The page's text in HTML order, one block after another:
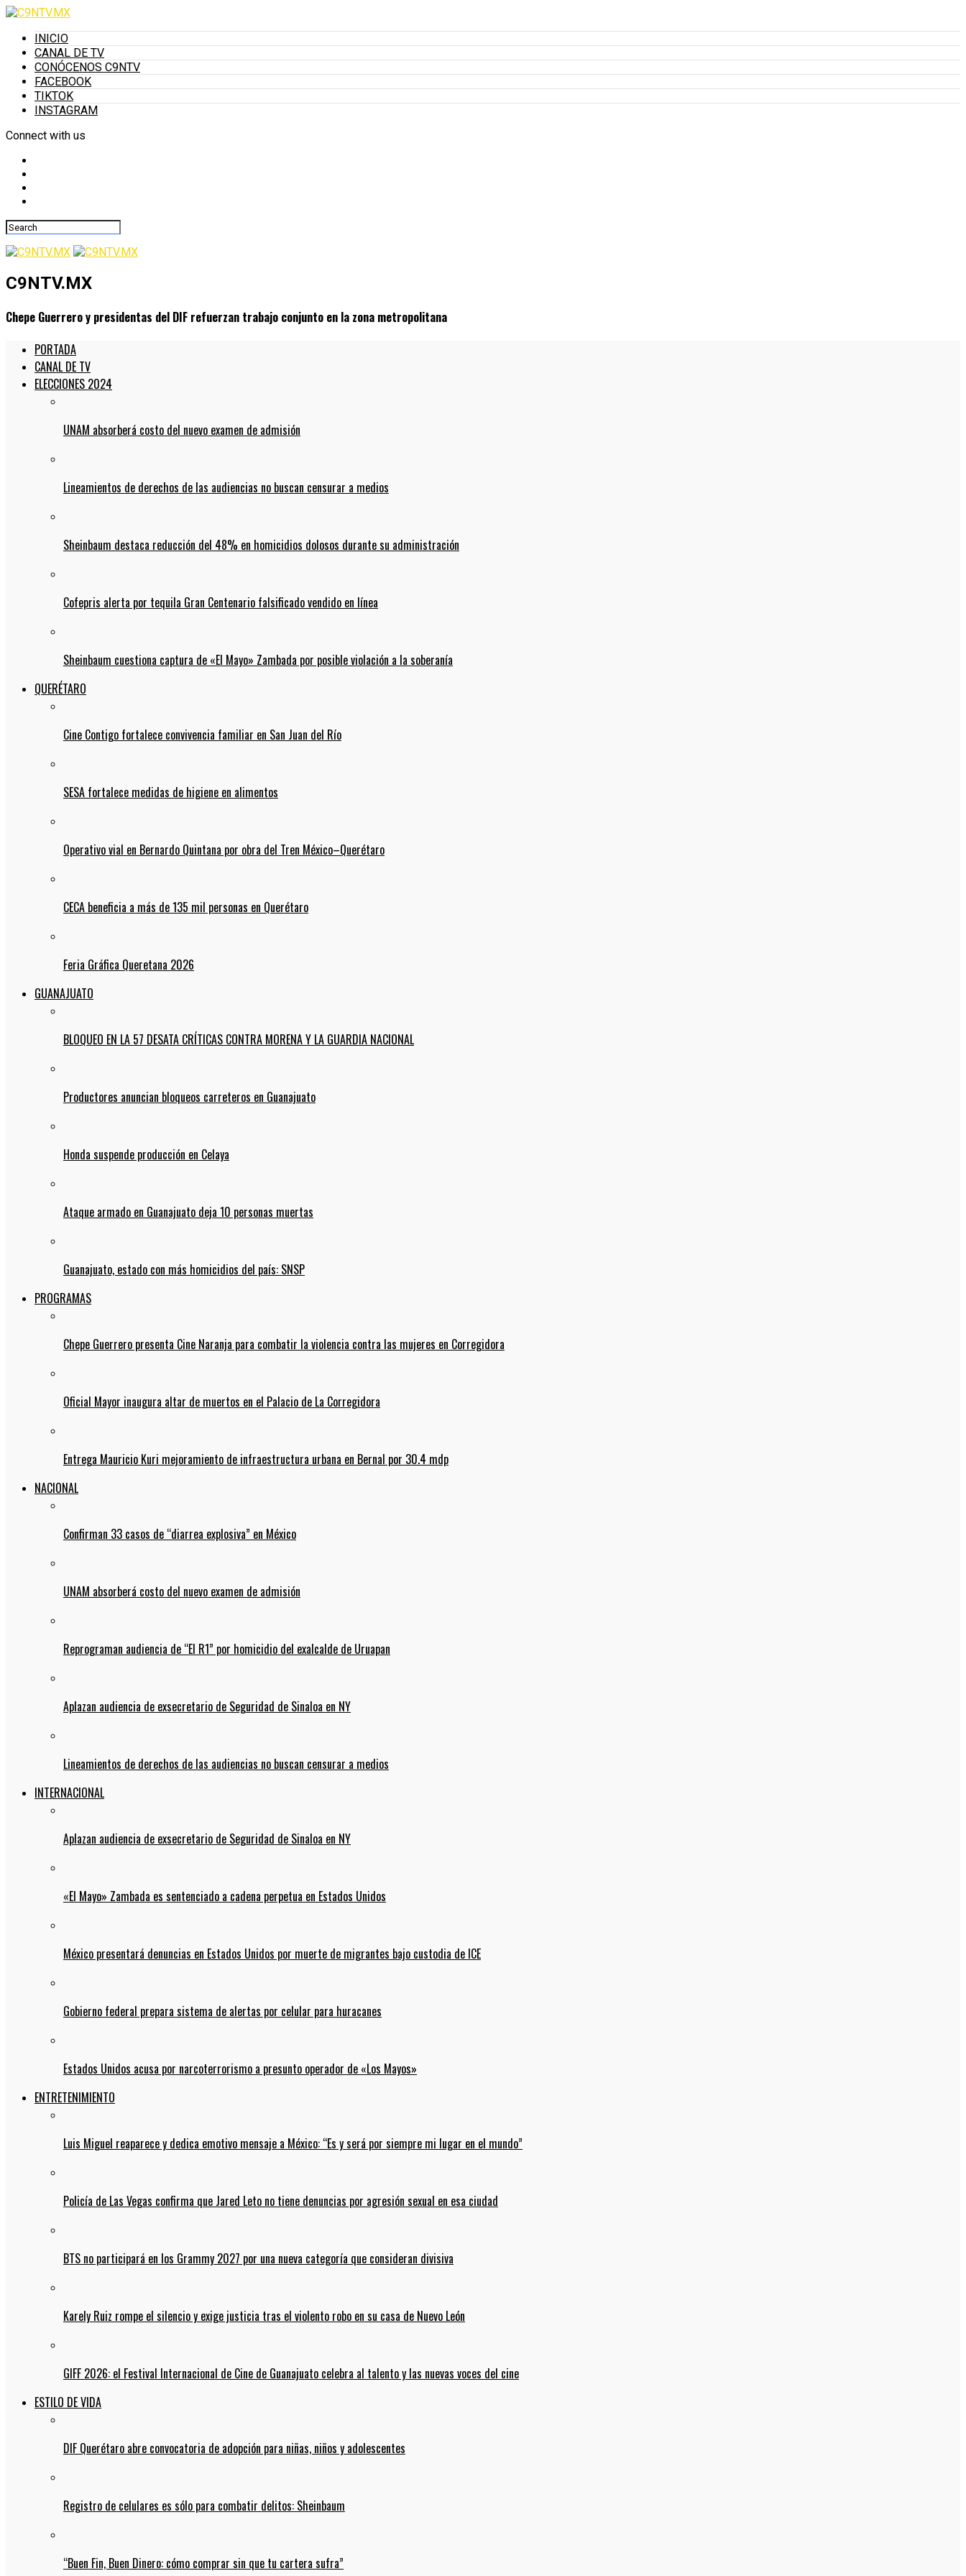
INICIO
CANAL DE TV
CONÓCENOS C9NTV
FACEBOOK
TIKTOK
INSTAGRAM
Connect with us
C9NTV.MX
Chepe Guerrero y presidentas del DIF refuerzan trabajo conjunto en la zona metropolitana
PORTADA
CANAL DE TV
ELECCIONES 2024
UNAM absorberá costo del nuevo examen de admisión
Lineamientos de derechos de las audiencias no buscan censurar a medios
Sheinbaum destaca reducción del 48% en homicidios dolosos durante su administración
Cofepris alerta por tequila Gran Centenario falsificado vendido en línea
Sheinbaum cuestiona captura de «El Mayo» Zambada por posible violación a la soberanía
QUERÉTARO
Cine Contigo fortalece convivencia familiar en San Juan del Río
SESA fortalece medidas de higiene en alimentos
Operativo vial en Bernardo Quintana por obra del Tren México–Querétaro
CECA beneficia a más de 135 mil personas en Querétaro
Feria Gráfica Queretana 2026
GUANAJUATO
BLOQUEO EN LA 57 DESATA CRÍTICAS CONTRA MORENA Y LA GUARDIA NACIONAL
Productores anuncian bloqueos carreteros en Guanajuato
Honda suspende producción en Celaya
Ataque armado en Guanajuato deja 10 personas muertas
Guanajuato, estado con más homicidios del país: SNSP
PROGRAMAS
Chepe Guerrero presenta Cine Naranja para combatir la violencia contra las mujeres en Corregidora
Oficial Mayor inaugura altar de muertos en el Palacio de La Corregidora
Entrega Mauricio Kuri mejoramiento de infraestructura urbana en Bernal por 30.4 mdp
NACIONAL
Confirman 33 casos de “diarrea explosiva” en México
UNAM absorberá costo del nuevo examen de admisión
Reprograman audiencia de “El R1” por homicidio del exalcalde de Uruapan
Aplazan audiencia de exsecretario de Seguridad de Sinaloa en NY
Lineamientos de derechos de las audiencias no buscan censurar a medios
INTERNACIONAL
Aplazan audiencia de exsecretario de Seguridad de Sinaloa en NY
«El Mayo» Zambada es sentenciado a cadena perpetua en Estados Unidos
México presentará denuncias en Estados Unidos por muerte de migrantes bajo custodia de ICE
Gobierno federal prepara sistema de alertas por celular para huracanes
Estados Unidos acusa por narcoterrorismo a presunto operador de «Los Mayos»
ENTRETENIMIENTO
Luis Miguel reaparece y dedica emotivo mensaje a México: “Es y será por siempre mi lugar en el mundo”
Policía de Las Vegas confirma que Jared Leto no tiene denuncias por agresión sexual en esa ciudad
BTS no participará en los Grammy 2027 por una nueva categoría que consideran divisiva
Karely Ruiz rompe el silencio y exige justicia tras el violento robo en su casa de Nuevo León
GIFF 2026: el Festival Internacional de Cine de Guanajuato celebra al talento y las nuevas voces del cine
ESTILO DE VIDA
DIF Querétaro abre convocatoria de adopción para niñas, niños y adolescentes
Registro de celulares es sólo para combatir delitos: Sheinbaum
“Buen Fin, Buen Dinero: cómo comprar sin que tu cartera sufra”